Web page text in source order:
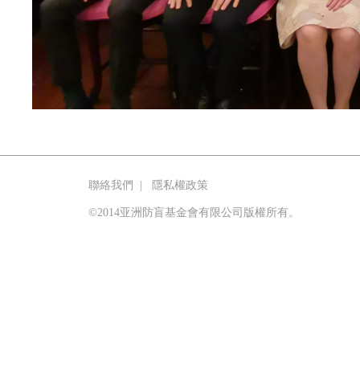
聯絡我們 隱私權政策
©2014亚洲防盲基金會有限公司版權所有。